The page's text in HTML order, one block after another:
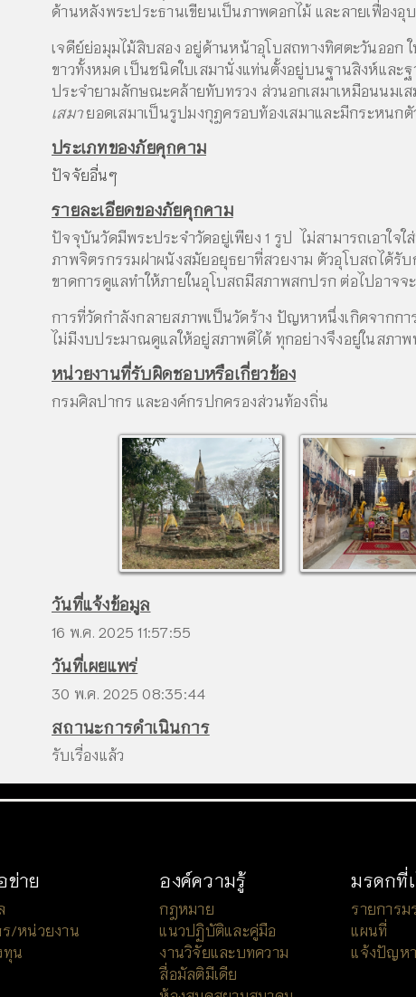
ด้านหลังพระประธานเขียนเป็นภาพดอกไม้ และลายเฟื่อง
เจดีย์ย่อมุมไม้สิบสอง อยู่ด้านหน้าอุโบสถทางทิศตะวันออก
ขาวทั้งหมด เป็นชนิดใบเสมานั่งแท่นตั้งอยู่บนฐานสิงห์และ
ประจำยามลักษณะคล้ายทับทรวง ส่วนอกเสมาเหมือนนมเ
เสมายอดเสมาเป็นรูปมงกุฎครอบท้องเสมาและมีกระหนกตั
ประเภทของภัยคุกคาม
ปัจจัยอื่นๆ
รายละเอียดของภัยคุกคาม
ปัจจุบันวัดมีพระประจำวัดอยู่เพียง 1 รูป ไม่สามารถเอาใจ
ภาพจิตรกรรมฝาผนังสมัยอยุธยาที่สวยงาม ตัวอุโบสถได้
ขาดการดูแลทำให้ภายในอุโบสถมีสภาพสกปรก ต่อไปอาจ
การที่วัดกำลังกลายสภาพเป็นวัดร้าง ปัญหาหนึ่งเกิดจากก
ไม่มีงบประมาณดูแลให้อยู่สภาพดีได้ ทุกอย่างจึงอยู่ในสภาพ
หน่วยงานที่รับผิดชอบหรือเกี่ยวข้อง
กรมศิลปากร และองค์กรปกครองส่วนท้องถิ่น
วันที่แจ้งข้อมูล
16 พ.ค. 2025 11:57:55
วันที่เผยแพร่
30 พ.ค. 2025 08:35:44
สถานะการดำเนินการ
รับเรื่องแล้ว
ข่าย
/หน่วยงาน
ทุน
องค์ความรู้
กฎหมาย
แนวปฏิบัติและคู่มือ
งานวิจัยและบทความ
สื่อมัลติมีเดีย
มรดกที่
รายการม
แผนที่
แจ้งปัญหา